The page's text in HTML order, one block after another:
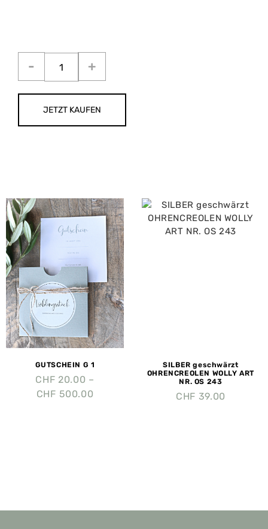
JETZT KAUFEN
GUTSCHEIN G 1
CHF 20.00 –
CHF 500.00
SILBER geschwärzt
OHRENCREOLEN WOLLY ART
NR. OS 243
CHF 39.00